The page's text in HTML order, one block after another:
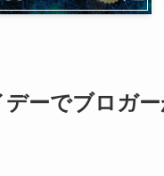
デーでブロガ